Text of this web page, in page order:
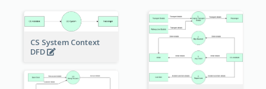
CS System Context
DFD